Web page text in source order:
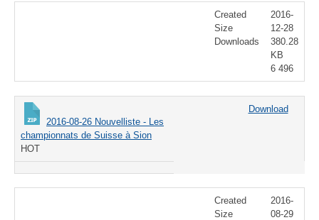
Created
Size
Downloads
2016-
12-28
380.28
KB
6 496
2016-08-26 Nouvelliste - Les
championnats de Suisse à Sion
HOT
Download
Created
Size
2016-
08-29